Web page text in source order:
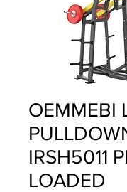
OEMMEBI
IRSH5011
LOADED